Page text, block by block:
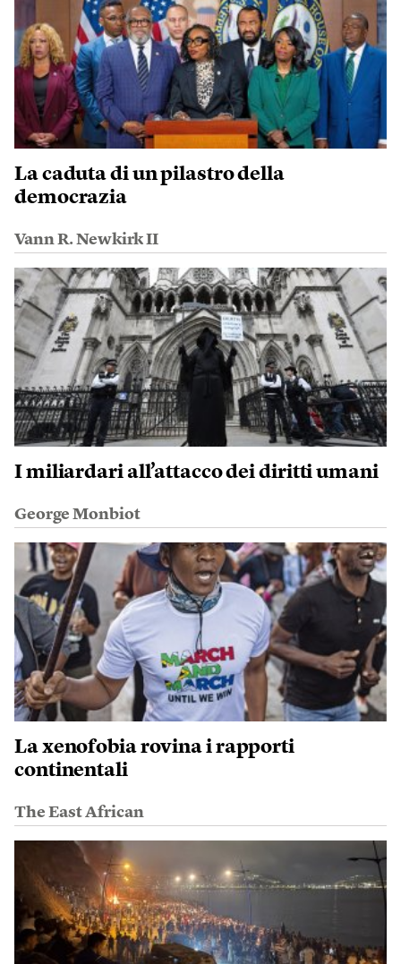
La caduta di un pilastro della
democrazia
Vann R. Newkirk II
I miliardari all’attacco dei diritti umani
George Monbiot
La xenofobia rovina i rapporti
continentali
The East African